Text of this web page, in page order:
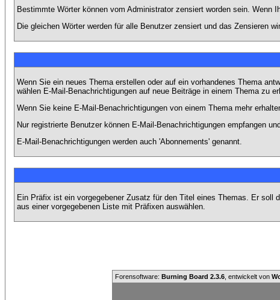
Bestimmte Wörter können vom Administrator zensiert worden sein. Wenn
Die gleichen Wörter werden für alle Benutzer zensiert und das Zensieren
Wenn Sie ein neues Thema erstellen oder auf ein vorhandenes Thema
wählen E-Mail-Benachrichtigungen auf neue Beiträge in einem Thema zu
Wenn Sie keine E-Mail-Benachrichtigungen von einem Thema mehr
Nur registrierte Benutzer können E-Mail-Benachrichtigungen empfangen
E-Mail-Benachrichtigungen werden auch 'Abonnements' genannt.
Ein Präfix ist ein vorgegebener Zusatz für den Titel eines Themas. Er soll
aus einer vorgegebenen Liste mit Präfixen auswählen.
Forensoftware: Burning Board 2.3.6 , entwickelt von